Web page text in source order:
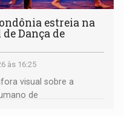
estreia na
Dança de
às 16:25
visual sobre a
de